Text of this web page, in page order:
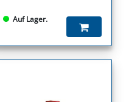
Auf Lager.